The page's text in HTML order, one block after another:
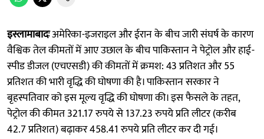
इस्लामाबादःअमेरिका-इजराइल और ईरान के बीच जारी संघर्ष के कारण
वैश्विक तेल कीमतों में आए उछाल के बीच पाकिस्तान ने पेट्रोल और हाई-
स्पीड डीजल (एचएसडी) की कीमतों में क्रमश: 43 प्रतिशत और 55
प्रतिशत की भारी वृद्धि की घोषणा की है। पाकिस्तान सरकार ने
बृहस्पतिवार को इस मूल्य वृद्धि की घोषणा की। इस फैसले के तहत,
पेट्रोल की कीमत 321.17 रुपये से 137.23 रुपये प्रति लीटर (करीब
42.7 प्रतिशत) बढ़ाकर 458.41 रुपये प्रति लीटर कर दी गई।